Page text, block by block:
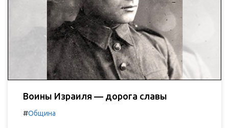
Воины Израиля — дорога славы
#Община